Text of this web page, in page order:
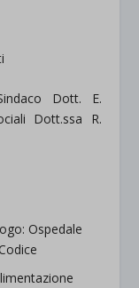
Dott. E.
Dott.ssa R.
Ospedale